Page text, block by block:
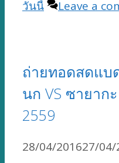
วันนี้ Leave a
ถ่ายทอดสดแบ
นก VS ซายาก
2559
28/04/201627/04/